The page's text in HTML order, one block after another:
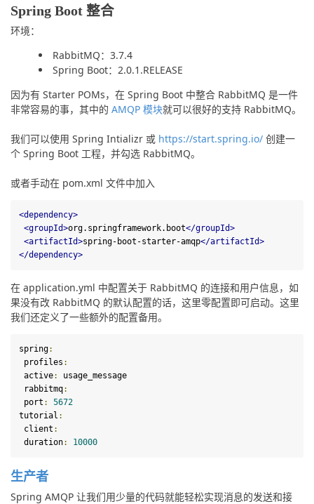
Spring Boot 整合
环境：
RabbitMQ：3.7.4
Spring Boot：2.0.1.RELEASE
因为有 Starter POMs，在 Spring Boot 中整合 RabbitMQ 是一件
非常容易的事，其中的 AMQP 模块就可以很好的支持 RabbitMQ。
我们可以使用 Spring Intializr 或 https://start.spring.io/ 创建一
个 Spring Boot 工程，并勾选 RabbitMQ。
或者手动在 pom.xml 文件中加入
<dependency>
<groupId>org.springframework.boot</groupId>
<artifactId>spring-boot-starter-amqp</artifactId>
</dependency>
在 application.yml 中配置关于 RabbitMQ 的连接和用户信息，如
果没有改 RabbitMQ 的默认配置的话，这里零配置即可启动。这里
我们还定义了一些额外的配置备用。
spring:
profiles :
active:
usage_message
rabbitmq:
port :
5672
tutorial :
client :
duration: 10000
生产者
Spring AMQP 让我们用少量的代码就能轻松实现消息的发送和接